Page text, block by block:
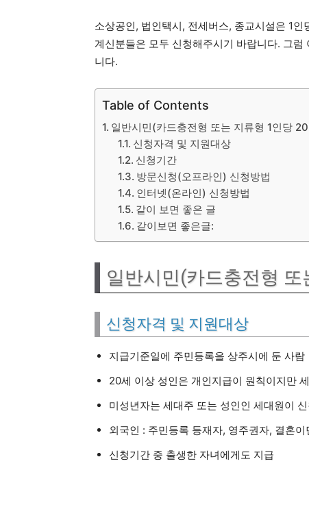
소상공인, 법인택시, 전세버스, 종교시설은 1
계신분들은 모두 신청해주시기 바랍니다. 그
니다.
Table of Contents
일반시민(카드충전형 또는 지류형 1인당
신청자격 및 지원대상
신청기간
방문신청(오프라인) 신청방법
인터넷(온라인) 신청방법
같이 보면 좋은 글
같이보면 좋은글:
일반시민(카드충전형
신청자격 및 지원대상
지급기준일에 주민등록을 상주시에 둔 사람
20세 이상 성인은 개인지급이 원칙이지만
미성년자는 세대주 또는 성인인 세대원이 신
외국인 : 주민등록 등재자, 영주권자, 결혼이
신청기간 중 출생한 자녀에게도 지급